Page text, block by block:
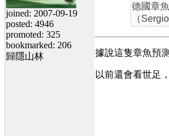
joined: 2007-09-19
posted: 4946
promoted: 325
bookmarked: 206
歸隱山林
德國章
（
據說這隻章魚預
以前還會看世足